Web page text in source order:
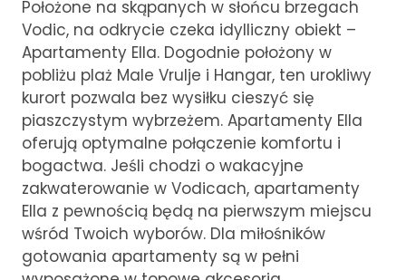
Położone na skąpanych w słońcu brzegach
Vodic, na odkrycie czeka idylliczny obiekt –
Apartamenty Ella. Dogodnie położony w
pobliżu plaż Male Vrulje i Hangar, ten urokliwy
kurort pozwala bez wysiłku cieszyć się
piaszczystym wybrzeżem. Apartamenty Ella
oferują optymalne połączenie komfortu i
bogactwa. Jeśli chodzi o wakacyjne
zakwaterowanie w Vodicach, apartamenty
Ella z pewnością będą na pierwszym miejscu
wśród Twoich wyborów. Dla miłośników
gotowania apartamenty są w pełni